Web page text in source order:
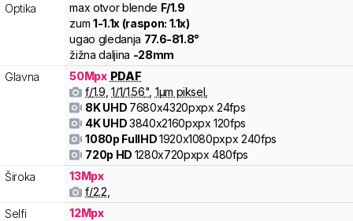
Optika
max otvor blende F/1.9
zum1-1.1x (raspon: 1.1x)
ugao gledanja 77.6-81.8°
žižna daljina -28mm
Glavna
50Mpx PDAF
f/1.9 1/1/1.56" 1µm piksel
8K UHD 7680x4320pxpx24fps
4K UHD3840x2160pxpx120fps
1080p FullHD1920x1080pxpx240fps
720p HD 1280x720pxpx480fps
Široka
13Mpx
f/2.2
Selfi
12Mpx